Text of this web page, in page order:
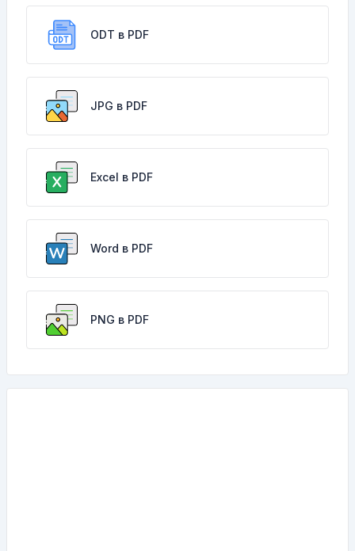
ODT в PDF
JPG в PDF
Excel в PDF
Word в PDF
PNG в PDF